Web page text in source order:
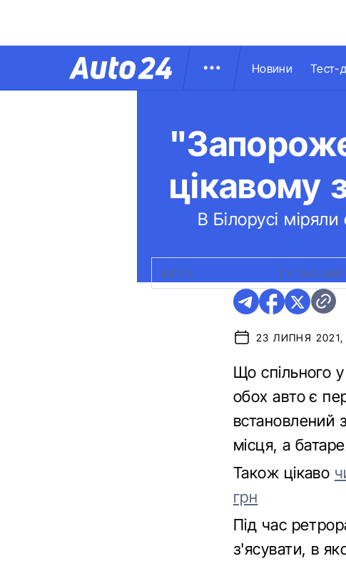
Новини Тест-
цікавому
В Білорусі
ФОТО: У ЗАЗ-
23 ЛИПНЯ 2021,
Що спільного
обох авто є
встановлений
місця, а
Також цікаво
грн
Під час
з'ясувати, в